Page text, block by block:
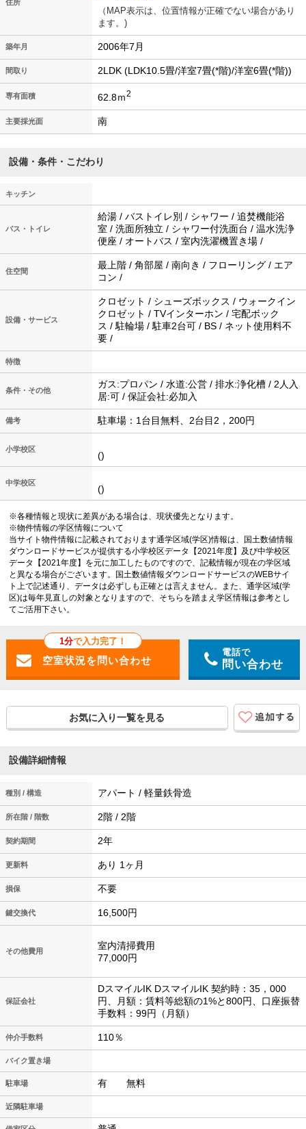
住所
（MAP表示は、位置情報が正確でない場合があり
ます。)
築年月 2006年7月
間取り 2LDK (LDK10.5畳/洋室7畳(*階)/洋室6畳(*階))
専有面積 62.8ｍ2
主要採光面 南
設備・条件・こだわり
キッチン
バス・トイレ
給湯 / バストイレ別 / シャワー / 追焚機能浴
室 / 洗面所独立 / シャワー付洗面台 / 温水洗浄
便座 / オートバス / 室内洗濯機置き場 /
住空間
最上階 / 角部屋 / 南向き / フローリング / エア
コン /
設備・サービス
クロゼット / シューズボックス / ウォークイン
クロゼット / TVインターホン / 宅配ボック
ス / 駐輪場 / 駐車2台可 / BS / ネット使用料不
要 /
特徴
条件・その他
ガス:プロパン / 水道:公営 / 排水:浄化槽 / 2人入
居:可 / 保証会社:必加入
備考 駐車場：1台目無料、2台目2，200円
小学校区
()
中学校区
()
※各種情報と現状に差異がある場合は、現状優先となります。
※物件情報の学区情報について
当サイト物件情報に記載されております通学区域(学区)情報は、国土数値情報
ダウンロードサービスが提供する小学校区データ【2021年度】及び中学校区
データ【2021年度】を元に加工したものですので、記載情報が現在の学区域
と異なる場合がございます。国土数値情報ダウンロードサービスのWEBサイ
ト上で記述通り、データは必ずしも正確とは言えません。また、通学区域(学
区)は毎年見直しの対象となりますので、そちらを踏まえ学区情報は参考とし
てご活用下さい。
1分で入力完了！
電話で
問い合わせ
お気に入り一覧を見る
設備詳細情報
種別 / 構造 アパート / 軽量鉄骨造
所在階 / 階数 2階 / 2階
契約期間 2年
更新料 あり 1ヶ月
損保 不要
鍵交換代 16,500円
その他費用
室内清掃費用
77,000円
保証会社
DスマイルIK DスマイルIK 契約時：35，000
円、月額：賃料等総額の1%と800円、口座振替
手数料：99円（月額）
仲介手数料 110％
バイク置き場
駐車場 有 無料
近隣駐車場